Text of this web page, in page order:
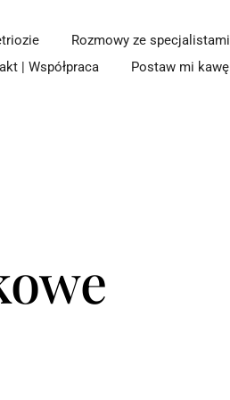
Rozmowy ze specjalistami
| Współpraca Postaw mi kawę